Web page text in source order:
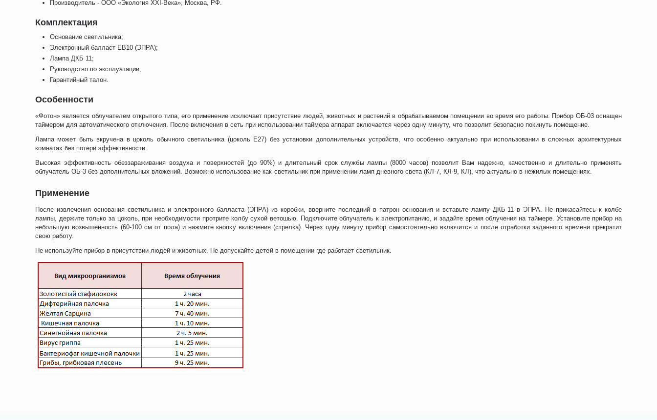
Производитель - ООО «Экология XXI-Века», Москва, РФ.
Комплектация
Основание светильника;
Электронный балласт ЕВ10 (ЭПРА);
Лампа ДКБ 11;
Руководство по эксплуатации;
Гарантийный талон.
Особенности
«Фотон» является облучателем открытого типа, его применение исключает присутствие людей, животных и растений в обрабатываемом помещении во время его работы. Прибор ОБ-03 оснащен
таймером для автоматического отключения. После включения в сеть при использовании таймера аппарат включается через одну минуту, что позволит безопасно покинуть помещение.
Лампа может быть вкручена в цоколь обычного светильника (цоколь E27) без установки дополнительных устройств, что особенно актуально при использовании в сложных архитектурных
комнатах без потери эффективности.
Высокая эффективность обеззараживания воздуха и поверхностей (до 90%) и длительный срок службы лампы (8000 часов) позволит Вам надежно, качественно и длительно применять
облучатель ОБ-3 без дополнительных вложений. Возможно использование как светильник при применении ламп дневного света (КЛ-7, КЛ-9, КЛ), что актуально в нежилых помещениях.
Применение
После извлечения основания светильника и электронного балласта (ЭПРА) из коробки, вверните последний в патрон основания и вставьте лампу ДКБ-11 в ЭПРА. Не прикасайтесь к колбе
лампы, держите только за цоколь, при необходимости протрите колбу сухой ветошью. Подключите облучатель к электропитанию, и задайте время облучения на таймере. Установите прибор на
небольшую возвышенность (60-100 см от пола) и нажмите кнопку включения (стрелка). Через одну минуту прибор самостоятельно включится и после отработки заданного времени прекратит
свою работу.
Не используйте прибор в присутствии людей и животных. Не допускайте детей в помещении где работает светильник.